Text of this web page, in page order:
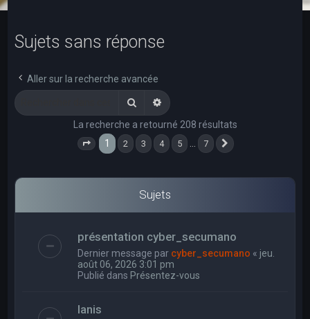
Sujets sans réponse
Aller sur la recherche avancée
RechercherRecherche avancée
La recherche a retourné 208 résultats
Page 1 sur
1 2 3 4 5 7
Sujets
présentation cyber_secumano
Dernier message par cyber_secumano « jeu.
août 06, 2026 3:01 pm
Publié dans Présentez-vous
Ianis